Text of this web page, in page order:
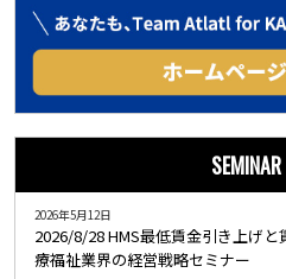
2026/8/28 HMS最低賃金引き上げ
療福祉業界の経営戦略セミナー
2026年5月12日